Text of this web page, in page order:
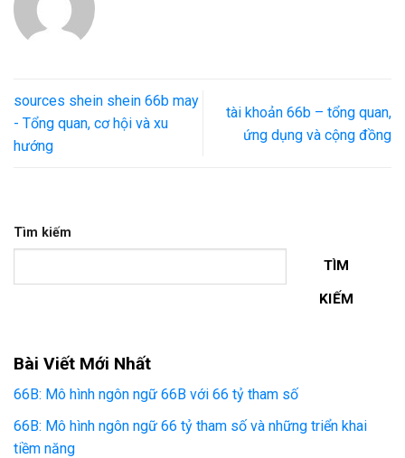
sources shein shein 66b may
- Tổng quan, cơ hội và xu
hướng
tài khoản 66b – tổng quan,
ứng dụng và cộng đồng
Tìm kiếm
TÌM
KIẾM
Bài Viết Mới Nhất
66B: Mô hình ngôn ngữ 66B với 66 tỷ tham số
66B: Mô hình ngôn ngữ 66 tỷ tham số và những triển khai
tiềm năng